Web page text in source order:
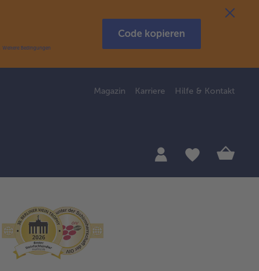
Weitere Bedingungen
Code kopieren
Magazin Karriere Hilfe & Kontakt